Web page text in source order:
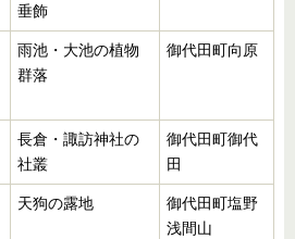
垂飾
雨池・大池の植物
群落
御代田町向原
長倉・諏訪神社の
社叢
御代田町御代
田
天狗の露地
御代田町塩野
浅間山